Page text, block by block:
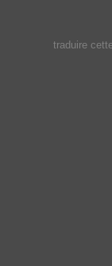
traduire